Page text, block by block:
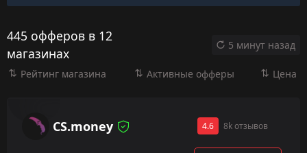
445 офферов в 12
магазинах
5 минут назад
Рейтинг магазина Активные офферы Цена
CS.money 4.6 8k отзывов